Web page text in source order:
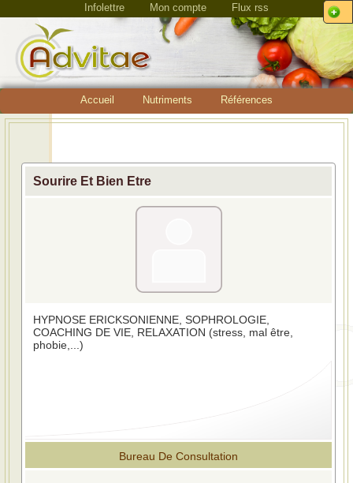
Infolettre Mon compte Flux rss
Accueil Nutriments Références
Sourire Et Bien Etre
HYPNOSE ERICKSONIENNE, SOPHROLOGIE,
COACHING DE VIE, RELAXATION (stress, mal être,
phobie,...)
Bureau De Consultation